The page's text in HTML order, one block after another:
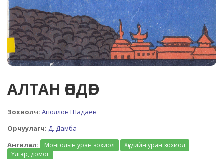
АЛТАН ӨНДӨГ
Зохиолч: Аполлон Шадаев
Орчуулагч: Д. Дамба
Ангилал:
Монголын уран зохиол
Хүүхдийн уран зохиол
Үлгэр, домог